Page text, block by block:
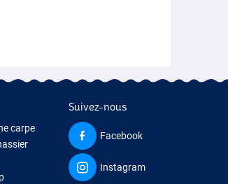
carpe
Suivez-nous
Facebook
Instagram